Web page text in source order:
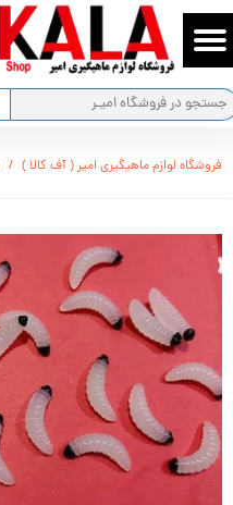
حساب کاربری من
تغییر گذر واژه
فروشگاه لوازم ماهیگیری امیر ( آف کالا )